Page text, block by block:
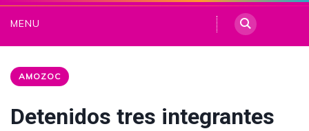
MENU
AMOZOC
Detenidos tres integrantes